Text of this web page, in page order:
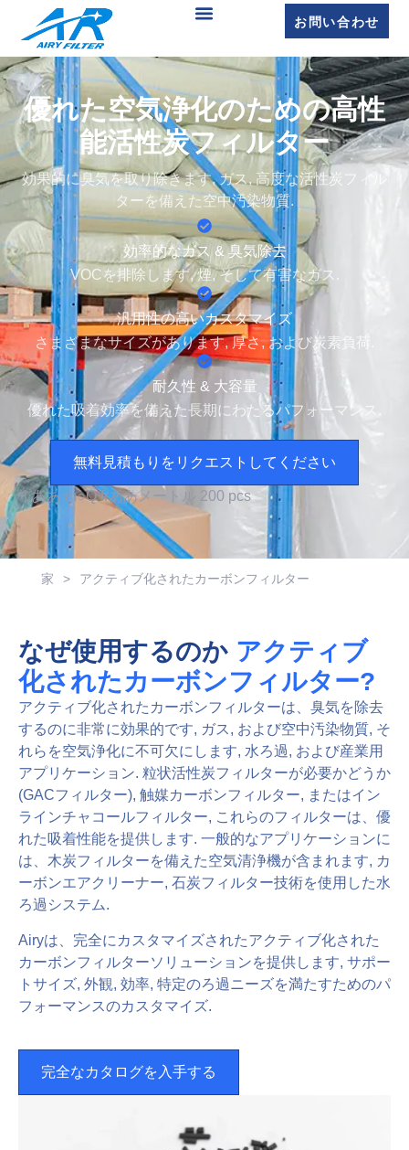
お問い合わせ
優れた空気浄化のための高性
能活性炭フィルター
効果的に臭気を取り除きます, ガス, 高度な活性炭フィル
ターを備えた空中汚染物質.
効率的なガス & 臭気除去
VOCを排除します, 煙, そして有害なガス.
汎用性の高いカスタマイズ
さまざまなサイズがあります, 厚さ, および炭素負荷.
耐久性 & 大容量
優れた吸着効率を備えた長期にわたるパフォーマンス.
無料見積もりをリクエストしてください
*Lああ m○Q frああメートル 200 pcs
家 > アクティブ化されたカーボンフィルター
なぜ使用するのか アクティブ
化されたカーボンフィルター?
アクティブ化されたカーボンフィルターは、臭気を除去
するのに非常に効果的です, ガス, および空中汚染物質, そ
れらを空気浄化に不可欠にします, 水ろ過, および産業用
アプリケーション. 粒状活性炭フィルターが必要かどうか
(GACフィルター), 触媒カーボンフィルター, またはイン
ラインチャコールフィルター, これらのフィルターは、優
れた吸着性能を提供します. 一般的なアプリケーションに
は、木炭フィルターを備えた空気清浄機が含まれます, カ
ーボンエアクリーナー, 石炭フィルター技術を使用した水
ろ過システム.
Airyは、完全にカスタマイズされたアクティブ化された
カーボンフィルターソリューションを提供します, サポー
トサイズ, 外観, 効率, 特定のろ過ニーズを満たすためのパ
フォーマンスのカスタマイズ.
完全なカタログを入手する